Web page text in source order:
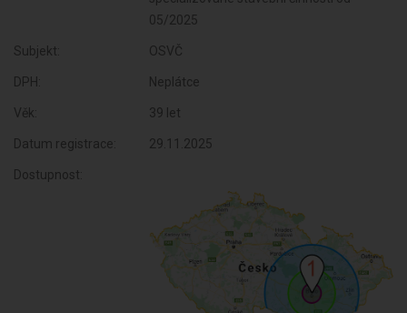
Subjekt: OSVČ
DPH: Neplátce
Věk: 39 let
Datum registrace: 29.11.2025
Dostupnost: